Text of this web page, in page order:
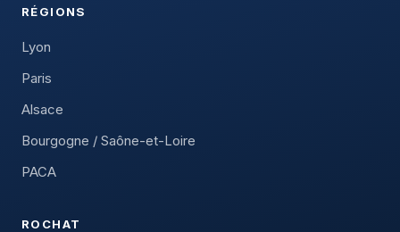
RÉGIONS
Lyon
Paris
Alsace
Bourgogne / Saône-et-Loire
PACA
ROCHAT